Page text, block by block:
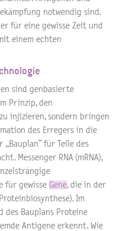
notwendig sind.
für eine gewisse Zeit und
einem echten
sind genbasierte
Prinzip, den
injizieren, sondern bringen
des Erregers in die
„Bauplan“ für Teile des
Messenger RNA (mRNA),
für gewisse Gene, die in der
Im
des Bauplans Proteine
Antigene erkennt. Wie